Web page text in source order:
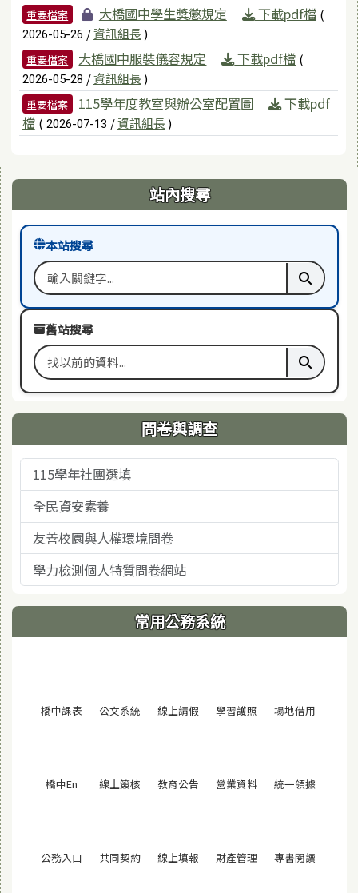
檔案列表
重要檔案 大橋國中學生獎懲規定 下載pdf檔 (
2026-05-26 /資訊組長 )
重要檔案 大橋國中服裝儀容規定 下載pdf檔 (
2026-05-28 /資訊組長 )
重要檔案 115學年度教室與辦公室配置圖
下載pdf
檔 ( 2026-07-13 /資訊組長 )
右邊區域內容 站內搜尋
本站搜尋
搜尋關鍵字 執行本
舊站搜尋
搜尋舊站關鍵字 執行舊
問卷與調查
115學年社團選填
全民資安素養
友善校園與人權環境問卷
學力檢測個人特質問卷網站
常用公務系統
橋中課表 (另開視窗)
公文系統 (另開視窗)
線上請假 (另開視窗)
學習護照 (另開視窗)
場地借用
橋中En (另開視窗)
線上簽核 (另開視窗)
教育公告 (另開視窗)
營業資料(另開視窗)
統一領據
公務入口 (另開視窗)
共同契約(另開視窗)
線上填報 (另開視窗)
財產管理 (另開視窗)
專書閱讀